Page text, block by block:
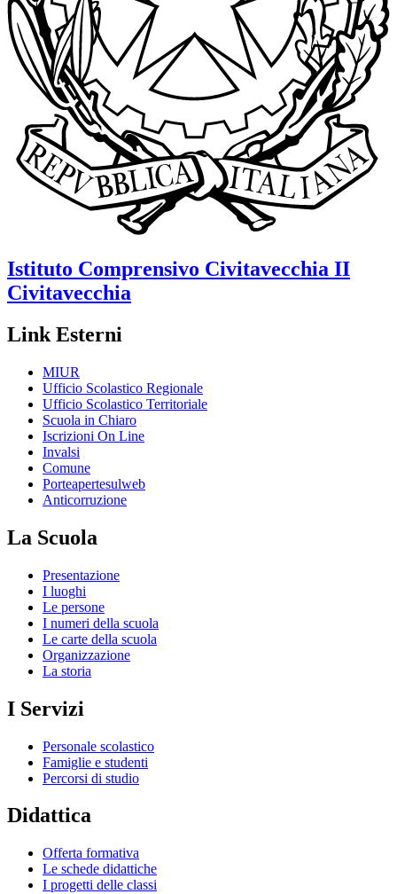
Istituto Comprensivo Civitavecchia II
Civitavecchia
Link Esterni
MIUR
Ufficio Scolastico Regionale
Ufficio Scolastico Territoriale
Scuola in Chiaro
Iscrizioni On Line
Invalsi
Comune
Porteapertesulweb
Anticorruzione
La Scuola
Presentazione
I luoghi
Le persone
I numeri della scuola
Le carte della scuola
Organizzazione
La storia
I Servizi
Personale scolastico
Famiglie e studenti
Percorsi di studio
Didattica
Offerta formativa
Le schede didattiche
I progetti delle classi